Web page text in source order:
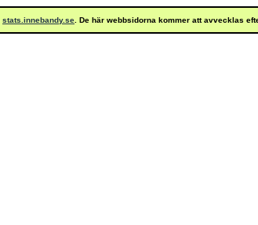
stats.innebandy.se . De här webbsidorna kommer att avvecklas